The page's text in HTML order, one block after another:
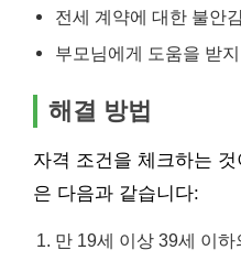
전세 계약에 대한 불안
부모님에게 도움을 받
해결 방법
자격 조건을 체크하는
은 다음과 같습니다:
만 19세 이상 39세 이하